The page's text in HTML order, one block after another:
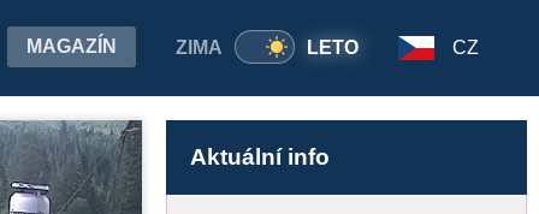
ZIMA LETO
MAGAZÍN CZ
Aktuální info